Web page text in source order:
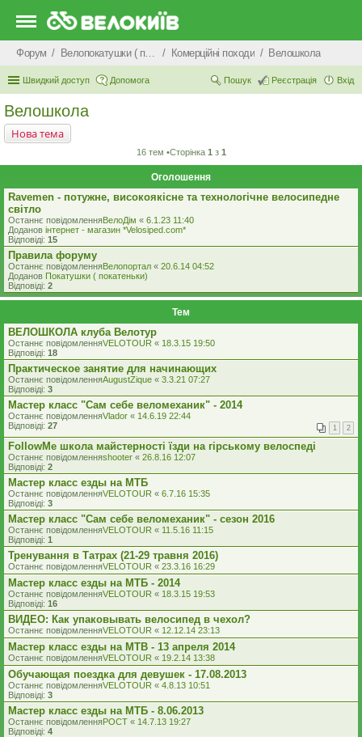
Форум Велопокатушки ( покатеньки), велопоходи, туризм. Комерцiйнi походи Велошкола
Швидкий доступ Допомога Вхід
Реєстрація
Пошук
Велошкола
Нова тема
16 тем •Сторінка 1 з 1
Оголошення
Ravemen - потужне, високоякісне та технологічне велосипедне
світло
Останнє повідомленняВелоДім « 6.1.23 11:40
Доданов iнтернет - магазин *Velosiped.com*
Відповіді: 15
Правила форуму
Останнє повідомленняВелопортал « 20.6.14 04:52
Доданов Покатушки ( покатеньки)
Відповіді: 2
Тем
ВЕЛОШКОЛА клуба Велотур
Останнє повідомленняVELOTOUR « 18.3.15 19:50
Відповіді: 18
Практическое занятие для начинающих
Останнє повідомленняAugustZique « 3.3.21 07:27
Відповіді: 3
Мастер класс "Сам себе веломеханик" - 2014
Останнє повідомленняVlador « 14.6.19 22:44
Відповіді: 27 1 2
FollowMe школа майстерності їзди на гірському велоспеді
Останнє повідомленняshooter « 26.8.16 12:07
Відповіді: 2
Мастер класс езды на МТБ
Останнє повідомленняVELOTOUR « 6.7.16 15:35
Відповіді: 3
Мастер класс "Сам себе веломеханик" - сезон 2016
Останнє повідомленняVELOTOUR « 11.5.16 11:15
Відповіді: 1
Тренування в Татрах (21-29 травня 2016)
Останнє повідомленняVELOTOUR « 23.3.16 16:29
Мастер класс езды на МТБ - 2014
Останнє повідомленняVELOTOUR « 18.3.15 19:53
Відповіді: 16
ВИДЕО: Как упаковывать велосипед в чехол?
Останнє повідомленняVELOTOUR « 12.12.14 23:13
Мастер класс езды на MTB - 13 апреля 2014
Останнє повідомленняVELOTOUR « 19.2.14 13:38
Обучающая поездка для девушек - 17.08.2013
Останнє повідомленняVELOTOUR « 4.8.13 10:51
Відповіді: 3
Мастер класс езды на МТБ - 8.06.2013
Останнє повідомленняPOCT « 14.7.13 19:27
Відповіді: 4